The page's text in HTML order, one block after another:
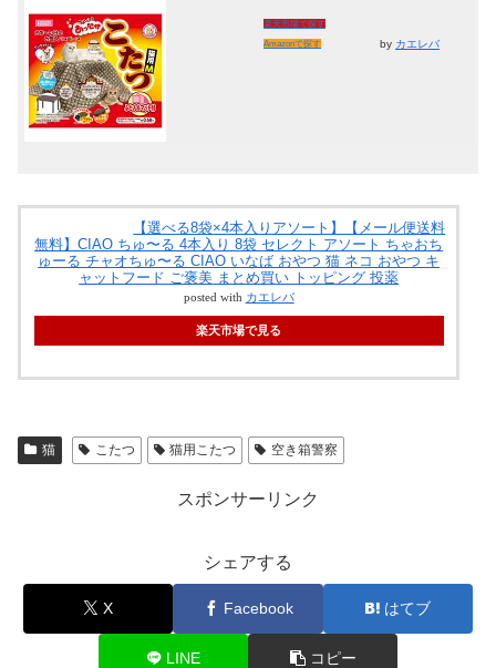
楽天市場で探す
Amazonで探す
by カエレバ
【選べる8袋×4本入りアソート】【メール便送料
無料】CIAO ちゅ〜る 4本入り 8袋 セレクト アソート ちゃおち
ゅーる チャオちゅ〜る CIAO いなば おやつ 猫 ネコ おやつ キ
ャットフード ご褒美 まとめ買い トッピング 投薬
posted with カエレバ
楽天市場で見る
猫 こたつ 猫用こたつ 空き箱警察
スポンサーリンク
シェアする
X Facebook はてブ
LINE コピー